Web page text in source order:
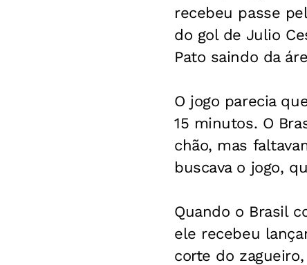
recebeu passe
do gol de Julio
Pato saindo da
O jogo parecia
15 minutos. O
chão, mas
buscava o jogo,
Quando o Brasil
ele recebeu
corte do